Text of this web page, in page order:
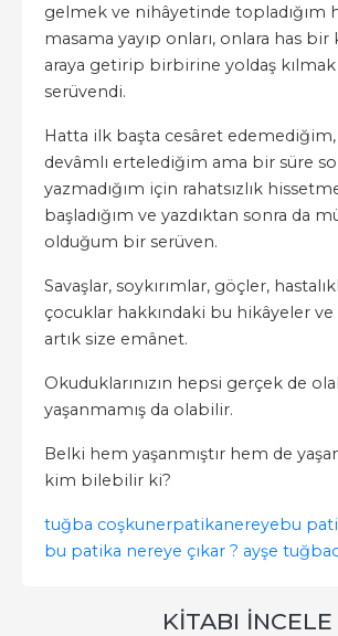
gelmek ve nihâyetinde topladığım
masama yayıp onları, onlara has
araya getirip birbirine yoldaş
serüvendi.
Hatta ilk başta cesâret edemediğim,
devâmlı ertelediğim ama bir süre
yazmadığım için rahatsızlık
başladığım ve yazdıktan sonra da
olduğum bir serüven.
Savaşlar, soykırımlar, göçler,
çocuklar hakkındaki bu hikâyeler ve
artık size emânet.
Okuduklarınızın hepsi gerçek de
yaşanmamış da olabilir.
Belki hem yaşanmıştır hem de
kim bilebilir ki?
tuğba coşkunerpatikanereyebu
bu patika nereye çıkar ? ayşe tuğba
KITABI İNCELE